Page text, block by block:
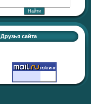
Друзья сайта